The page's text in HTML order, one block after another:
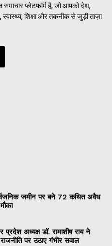
समाचार प्लेटफॉर्म है, जो आपको देश,
शिक्षा और तकनीक से जुड़ी ताज़ा
जमीन पर बने 72 कथित अवैध
अध्यक्ष डॉ. रामाशीष राय ने
पर उठाए गंभीर सवाल